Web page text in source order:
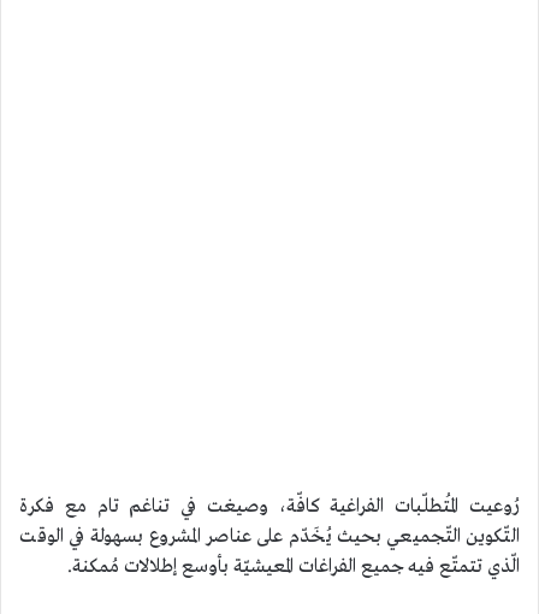
رُوعيت المُتطلّبات الفراغية كافّة، وصيغت في تناغم تام مع فكرة
التّكوين التّجميعي بحيث يُخَدّم على عناصر المشروع بسهولة في الوقت
الّذي تتمتّع فيه جميع الفراغات المعيشيّة بأوسع إطلالات مُمكنة.